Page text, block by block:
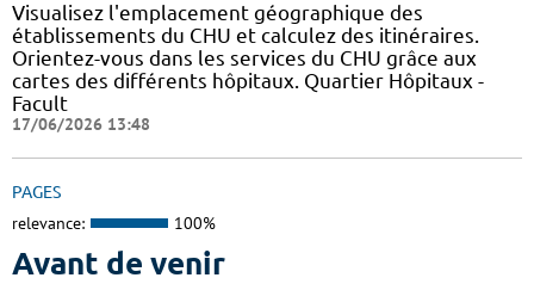
Visualisez l'emplacement géographique des
établissements du CHU et calculez des itinéraires.
Orientez-vous dans les services du CHU grâce aux
cartes des différents hôpitaux. Quartier Hôpitaux -
Facult
17/06/2026 13:48
PAGES
relevance: 100%
Avant de venir